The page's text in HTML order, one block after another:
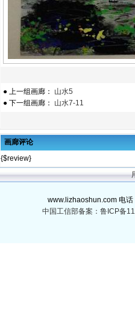
● 上一组画廊： 山水5
● 下一组画廊： 山水7-11
画廊评论
{$review}
www.lizhaoshun.com 电
中国工信部备案：鲁ICP备